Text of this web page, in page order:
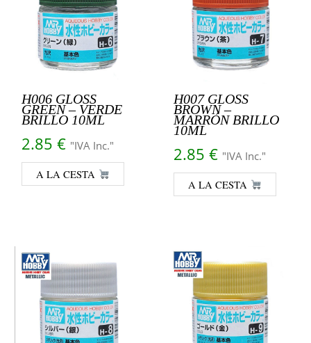
H006 GLOSS
GREEN – VERDE
BRILLO 10ML
2.85 € "IVA Inc."
A LA CESTA
H007 GLOSS
BROWN –
MARRÓN BRILLO
10ML
2.85 € "IVA Inc."
A LA CESTA